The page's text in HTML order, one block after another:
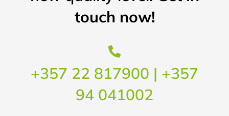
touch now!
+357 22 817900 | +357
94 041002